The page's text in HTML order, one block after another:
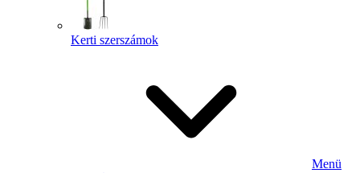
Kerti szerszámok
Menü